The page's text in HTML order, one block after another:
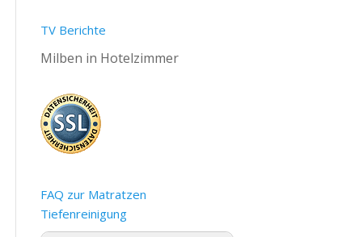
TV Berichte
Milben in Hotelzimmer
FAQ zur Matratzen
Tiefenreinigung